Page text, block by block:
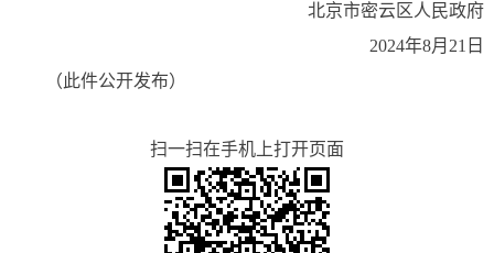
北京市密云区人民政府
2024年8月21日
（此件公开发布）
扫一扫在手机上打开页面